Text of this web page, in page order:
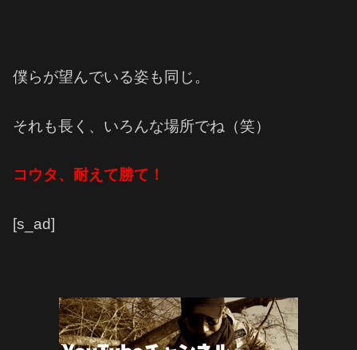
僕らが望んでいる姿も同じ。
それも長く、いろんな場所でね（笑）
コウタ、耐えて勝て！
[s_ad]